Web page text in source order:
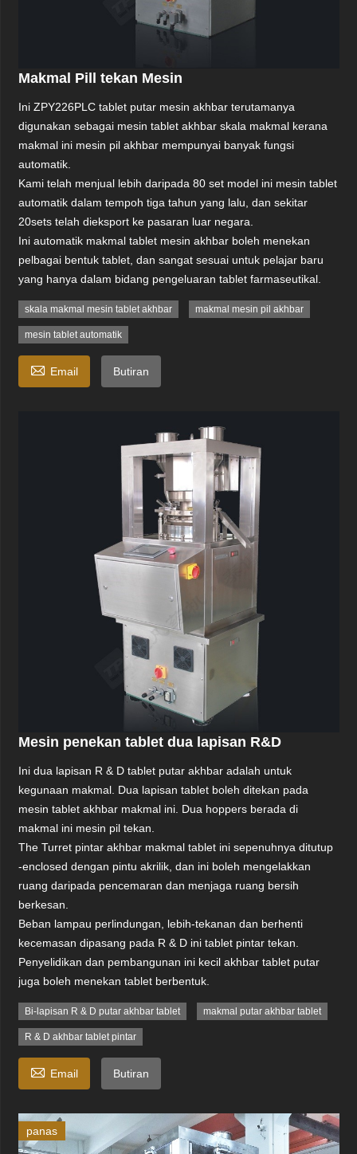
Makmal Pill tekan Mesin
Ini ZPY226PLC tablet putar mesin akhbar terutamanya
digunakan sebagai mesin tablet akhbar skala makmal kerana
makmal ini mesin pil akhbar mempunyai banyak fungsi
automatik.
Kami telah menjual lebih daripada 80 set model ini mesin tablet
automatik dalam tempoh tiga tahun yang lalu, dan sekitar
20sets telah dieksport ke pasaran luar negara.
Ini automatik makmal tablet mesin akhbar boleh menekan
pelbagai bentuk tablet, dan sangat sesuai untuk pelajar baru
yang hanya dalam bidang pengeluaran tablet farmaseutikal.
skala makmal mesin tablet akhbar makmal mesin pil akhbar
mesin tablet automatik
 Email Butiran
Mesin penekan tablet dua lapisan R&D
Ini dua lapisan R & D tablet putar akhbar adalah untuk
kegunaan makmal. Dua lapisan tablet boleh ditekan pada
mesin tablet akhbar makmal ini. Dua hoppers berada di
makmal ini mesin pil tekan.
The Turret pintar akhbar makmal tablet ini sepenuhnya ditutup
-enclosed dengan pintu akrilik, dan ini boleh mengelakkan
ruang daripada pencemaran dan menjaga ruang bersih
berkesan.
Beban lampau perlindungan, lebih-tekanan dan berhenti
kecemasan dipasang pada R & D ini tablet pintar tekan.
Penyelidikan dan pembangunan ini kecil akhbar tablet putar
juga boleh menekan tablet berbentuk.
Bi-lapisan R & D putar akhbar tablet makmal putar akhbar tablet
R & D akhbar tablet pintar
 Email Butiran
panas